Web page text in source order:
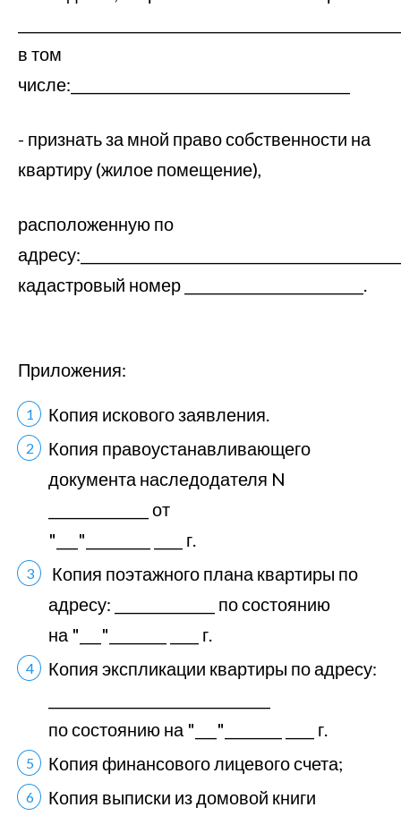
в том
числе:_______________________________________
- признать за мной право собственности на
квартиру (жилое помещение),
расположенную по
кадастровый номер _________________________.
Приложения:
Копия искового заявления.
Копия правоустанавливающего
документа наследодателя N
______________ от
"___"_________ ____ г.
Копия поэтажного плана квартиры по
адресу: ______________ по состоянию
на "___"________ ____ г.
Копия экспликации квартиры по адресу:
по состоянию на "___"________ ____ г.
Копия финансового лицевого счета;
Копия выписки из домовой книги